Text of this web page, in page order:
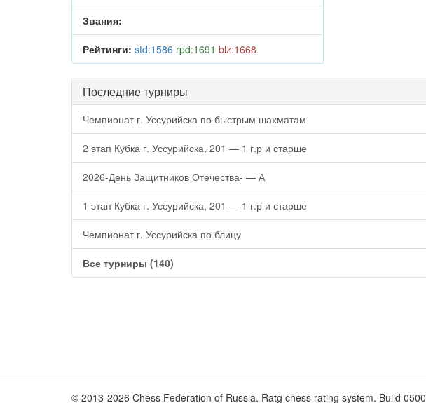
Звания:
Рейтинги: std:1586 rpd:1691 blz:1668
Последние турниры
Чемпионат г. Уссурийска по быстрым шахматам
2 этап Кубка г. Уссурийска, 201 — 1 г.р и старше
2026-День Защитников Отечества- — А
1 этап Кубка г. Уссурийска, 201 — 1 г.р и старше
Чемпионат г. Уссурийска по блицу
Все турниры (140)
© 2013-2026 Chess Federation of Russia. Ratg chess rating system. Build 0500